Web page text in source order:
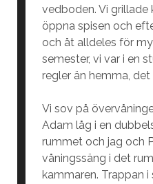
vedboden. Vi grillade
öppna spisen och
och åt alldeles för
semester, vi var i en
regler än hemma,
Vi sov på
Adam låg i en
rummet och jag och
våningssäng i det
kammaren. Trappan